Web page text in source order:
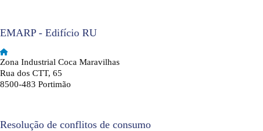
EMARP - Edifício RU
Zona Industrial Coca Maravilhas
Rua dos CTT, 65
8500-483 Portimão
Resolução de conflitos de consumo